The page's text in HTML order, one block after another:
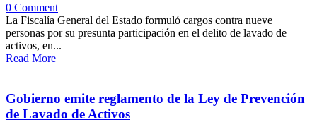
0 Comment
La Fiscalía General del Estado formuló cargos contra nueve
personas por su presunta participación en el delito de lavado de
activos, en...
Read More
Gobierno emite reglamento de la Ley de Prevención
de Lavado de Activos